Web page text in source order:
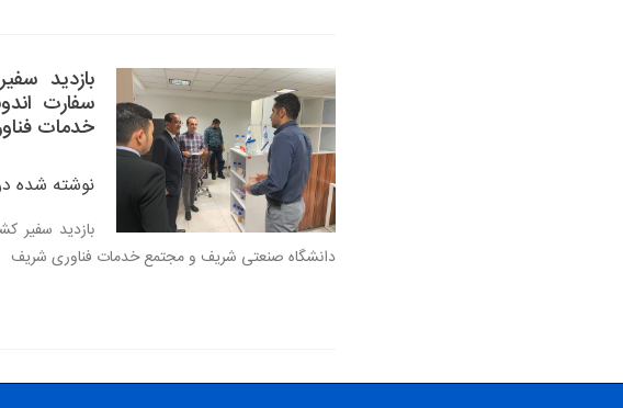
بازدید
سفارت
خدمات
نوشته شده
بازدید سفیر
دانشگاه صنعتی شریف و مجتمع خدمات فناوری شریف